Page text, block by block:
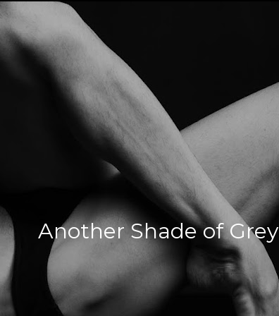
Another Shade of Grey